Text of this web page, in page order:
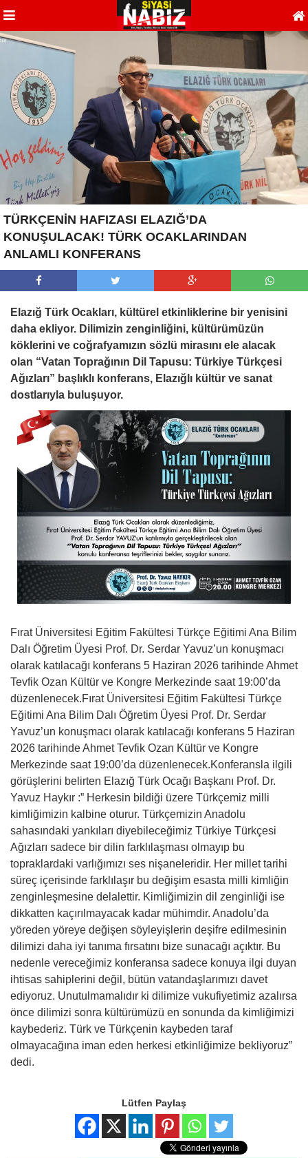
TÜRKÇENİN HAFIZASI ELAZIĞ’DA
KONUŞULACAK! TÜRK OCAKLARINDAN
ANLAMLI KONFERANS
Elazığ Türk Ocakları, kültürel etkinliklerine bir yenisini
daha ekliyor. Dilimizin zenginliğini, kültürümüzün
köklerini ve coğrafyamızın sözlü mirasını ele alacak
olan “Vatan Toprağının Dil Tapusu: Türkiye Türkçesi
Ağızları” başlıklı konferans, Elazığlı kültür ve sanat
dostlarıyla buluşuyor.
Fırat Üniversitesi Eğitim Fakültesi Türkçe Eğitimi Ana Bilim
Dalı Öğretim Üyesi Prof. Dr. Serdar Yavuz’un konuşmacı
olarak katılacağı konferans 5 Haziran 2026 tarihinde Ahmet
Tevfik Ozan Kültür ve Kongre Merkezinde saat 19:00’da
düzenlenecek.Fırat Üniversitesi Eğitim Fakültesi Türkçe
Eğitimi Ana Bilim Dalı Öğretim Üyesi Prof. Dr. Serdar
Yavuz’un konuşmacı olarak katılacağı konferans 5 Haziran
2026 tarihinde Ahmet Tevfik Ozan Kültür ve Kongre
Merkezinde saat 19:00’da düzenlenecek.Konferansla ilgili
görüşlerini belirten Elazığ Türk Ocağı Başkanı Prof. Dr.
Yavuz Haykır :” Herkesin bildiği üzere Türkçemiz milli
kimliğimizin kalbine oturur. Türkçemizin Anadolu
sahasındaki yankıları diyebileceğimiz Türkiye Türkçesi
Ağızları sadece bir dilin farklılaşması olmayıp bu
topraklardaki varlığımızı ses nişaneleridir. Her millet tarihi
süreç içerisinde farklılaşır bu değişim esasta milli kimliğin
zenginleşmesine delalettir. Kimliğimizin dil zenginliği ise
dikkatten kaçırılmayacak kadar mühimdir. Anadolu’da
yöreden yöreye değişen söyleyişlerin deşifre edilmesinin
dilimizi daha iyi tanıma fırsatını bize sunacağı açıktır. Bu
nedenle vereceğimiz konferansa sadece konuya ilgi duyan
ihtisas sahiplerini değil, bütün vatandaşlarımızı davet
ediyoruz. Unutulmamalıdır ki dilimize vukufiyetimiz azalırsa
önce dilimizi sonra kültürümüzü en sonunda da kimliğimizi
kaybederiz. Türk ve Türkçenin kaybeden taraf
olmayacağına iman eden herkesi etkinliğimize bekliyoruz”
dedi.
Lütfen Paylaş